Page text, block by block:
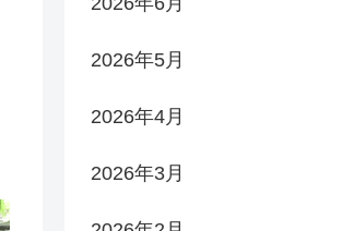
2026年5月
2026年4月
2026年3月